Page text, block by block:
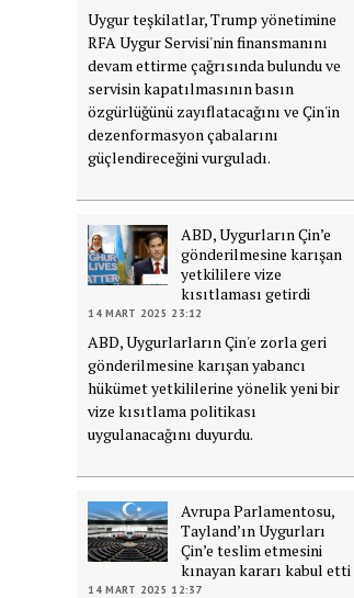
Uygur teşkilatlar, Trump yönetimine
RFA Uygur Servisi'nin finansmanını
devam ettirme çağrısında bulundu ve
servisin kapatılmasının basın
özgürlüğünü zayıflatacağını ve Çin'in
dezenformasyon çabalarını
güçlendireceğini vurguladı.
ABD, Uygurların Çin’e
gönderilmesine karışan
yetkililere vize
kısıtlaması getirdi
14 MART 2025 23:12
ABD, Uygurlarların Çin'e zorla geri
gönderilmesine karışan yabancı
hükümet yetkililerine yönelik yeni bir
vize kısıtlama politikası
uygulanacağını duyurdu.
Avrupa Parlamentosu,
Tayland’ın Uygurları
Çin’e teslim etmesini
kınayan kararı kabul etti
14 MART 2025 12:37